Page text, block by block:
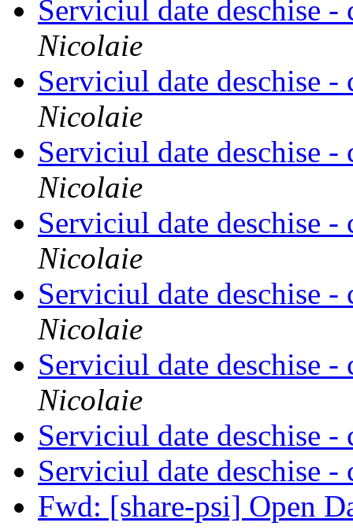
Serviciul date deschise -
Nicolaie
Serviciul date deschise -
Nicolaie
Serviciul date deschise -
Nicolaie
Serviciul date deschise -
Nicolaie
Serviciul date deschise -
Nicolaie
Serviciul date deschise -
Nicolaie
Serviciul date deschise -
Serviciul date deschise -
Fwd: [share-psi] Open